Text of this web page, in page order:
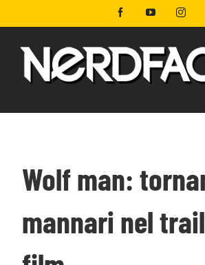
al
FacebookYouTube
Wolf man:
mannari nel